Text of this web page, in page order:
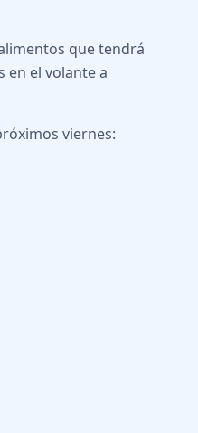
que tendrá
en el volante a
viernes: